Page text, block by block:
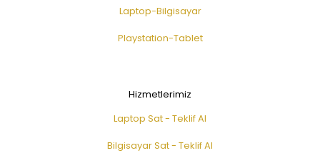
Laptop-Bilgisayar
Playstation-Tablet
Hizmetlerimiz
Laptop Sat - Teklif Al
Bilgisayar Sat - Teklif Al